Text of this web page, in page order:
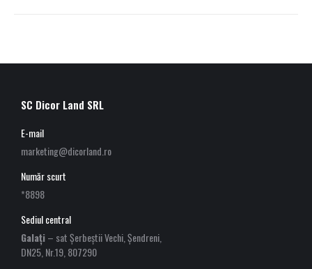
SC Dicor Land SRL
E-mail
marketing@dicorland.ro
Număr scurt
*8898
Sediul central
Galați– sat Șerbeștii Vechi, Șendreni,
DN25, Nr.19, 807290